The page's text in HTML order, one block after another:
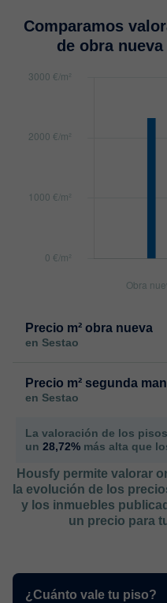
Comparamos
de obra
Precio m² obra nueva
en Sestao
Precio m² segunda
en Sestao
La valoración de los
un 28,72% más alta que
Housfy permite valorar
la evolución de los
y los inmuebles
un precio para
¿Cuánto vale tu piso?